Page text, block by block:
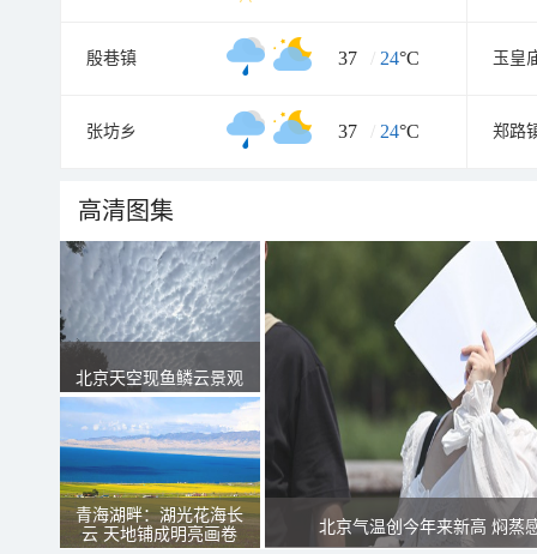
殷巷镇 37 / 24°C 玉皇
张坊乡 37 / 24°C 郑路
高清图集
北京天空现鱼鳞云景观
青海湖畔：湖光花海长
云 天地铺成明亮画卷
北京气温创今年来新高 焖蒸